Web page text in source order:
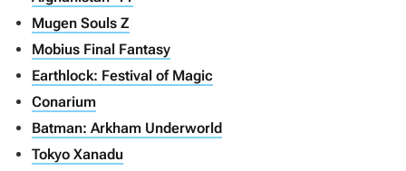
Mugen Souls Z
Mobius Final Fantasy
Earthlock: Festival of Magic
Conarium
Batman: Arkham Underworld
Tokyo Xanadu